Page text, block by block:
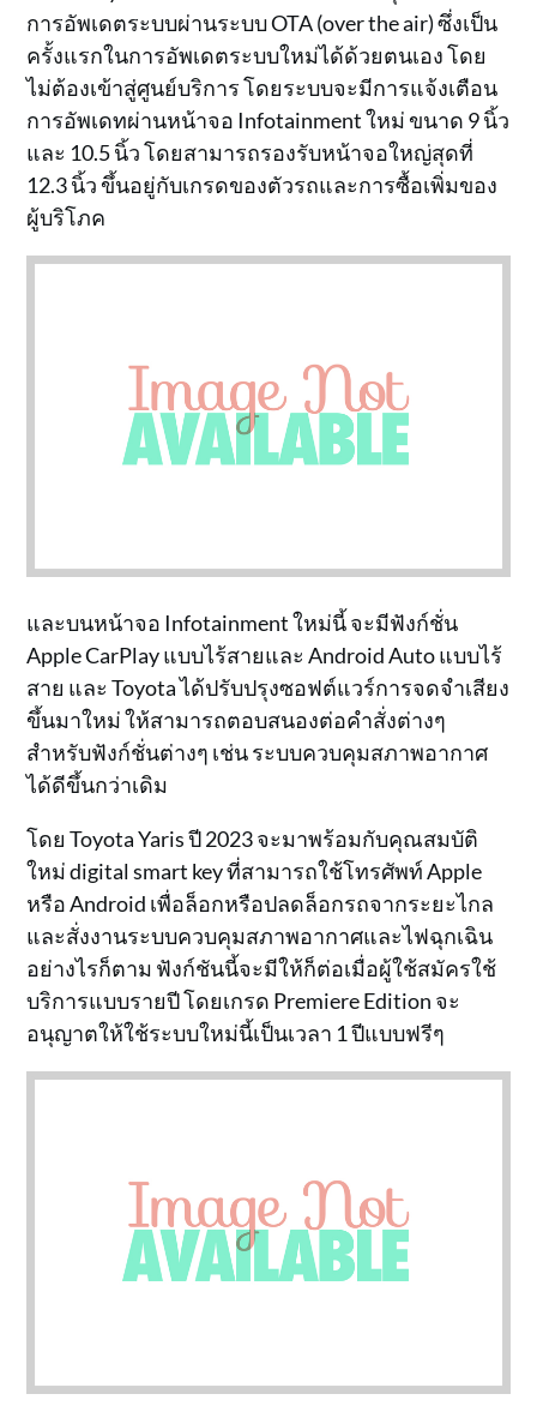
การอัพเดตระบบผ่านระบบ OTA (over the air) ซึ่งเป็น
ครั้งแรกในการอัพเดตระบบใหม่ได้ด้วยตนเอง โดย
ไม่ต้องเข้าสู่ศูนย์บริการ โดยระบบจะมีการแจ้งเตือน
การอัพเดทผ่านหน้าจอ Infotainment ใหม่ ขนาด 9 นิ้ว
และ 10.5 นิ้ว โดยสามารถรองรับหน้าจอใหญ่สุดที่
12.3 นิ้ว ขึ้นอยู่กับเกรดของตัวรถและการซื้อเพิ่มของ
ผู้บริโภค
และบนหน้าจอ Infotainment ใหม่นี้ จะมีฟังก์ชั่น
Apple CarPlay แบบไร้สายและ Android Auto แบบไร้
สาย และ Toyota ได้ปรับปรุงซอฟต์แวร์การจดจำเสียง
ขึ้นมาใหม่ ให้สามารถตอบสนองต่อคำสั่งต่างๆ
สำหรับฟังก์ชั่นต่างๆ เช่น ระบบควบคุมสภาพอากาศ
ได้ดีขึ้นกว่าเดิม
โดย Toyota Yaris ปี 2023 จะมาพร้อมกับคุณสมบัติ
ใหม่ digital smart key ที่สามารถใช้โทรศัพท์ Apple
หรือ Android เพื่อล็อกหรือปลดล็อกรถจากระยะไกล
และสั่งงานระบบควบคุมสภาพอากาศและไฟฉุกเฉิน
อย่างไรก็ตาม ฟังก์ชันนี้จะมีให้ก็ต่อเมื่อผู้ใช้สมัครใช้
บริการแบบรายปี โดยเกรด Premiere Edition จะ
อนุญาตให้ใช้ระบบใหม่นี้เป็นเวลา 1 ปีแบบฟรีๆ